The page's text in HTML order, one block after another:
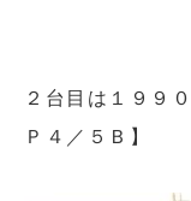
２台目は１９９
Ｐ４／５Ｂ】